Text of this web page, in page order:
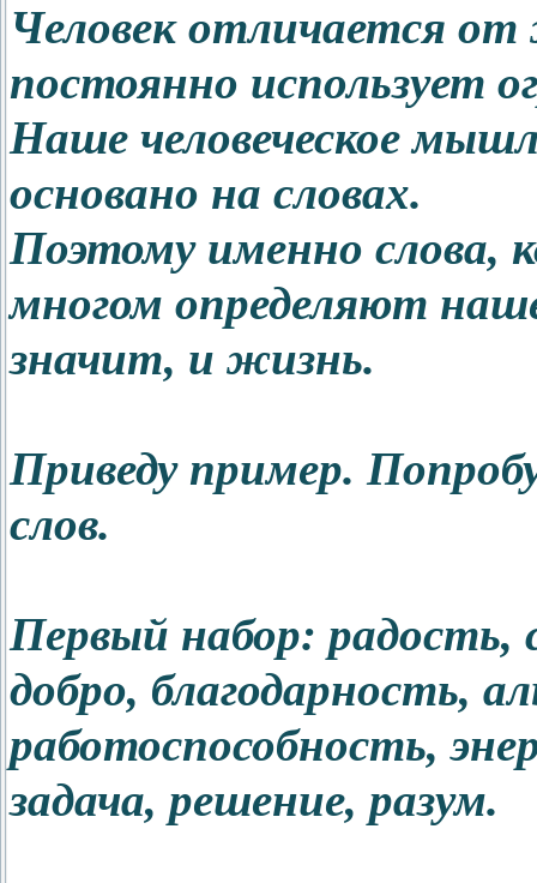
Человек отличается
постоянно использует
Наше человеческое
основано на словах.
Поэтому именно слова,
многом определяют
значит, и жизнь.
Приведу пример.
слов.
Первый набор: радость,
добро, благодарность,
работоспособность,
задача, решение, разум.